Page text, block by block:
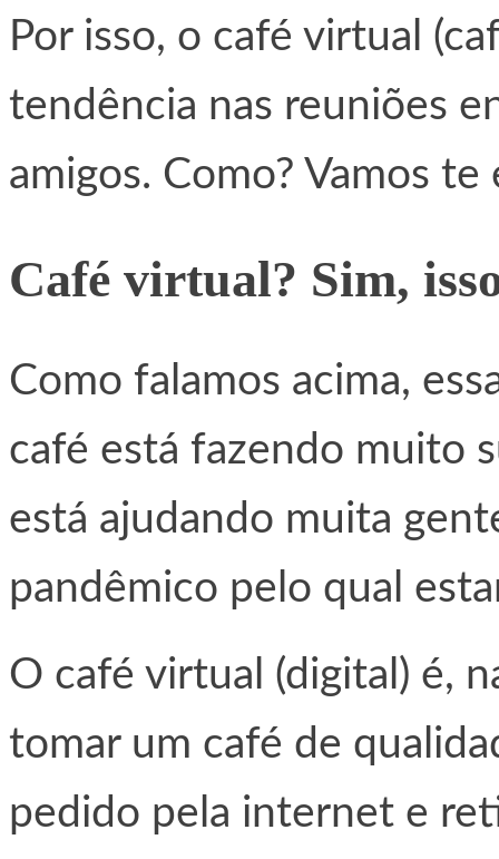
Por isso, o café virtual
tendência nas reuniões
amigos. Como? Vamos
Café virtual? Sim,
Como falamos acima,
café está fazendo muito
está ajudando muita
pandêmico pelo qual
O café virtual (digital) é,
tomar um café de
pedido pela internet e